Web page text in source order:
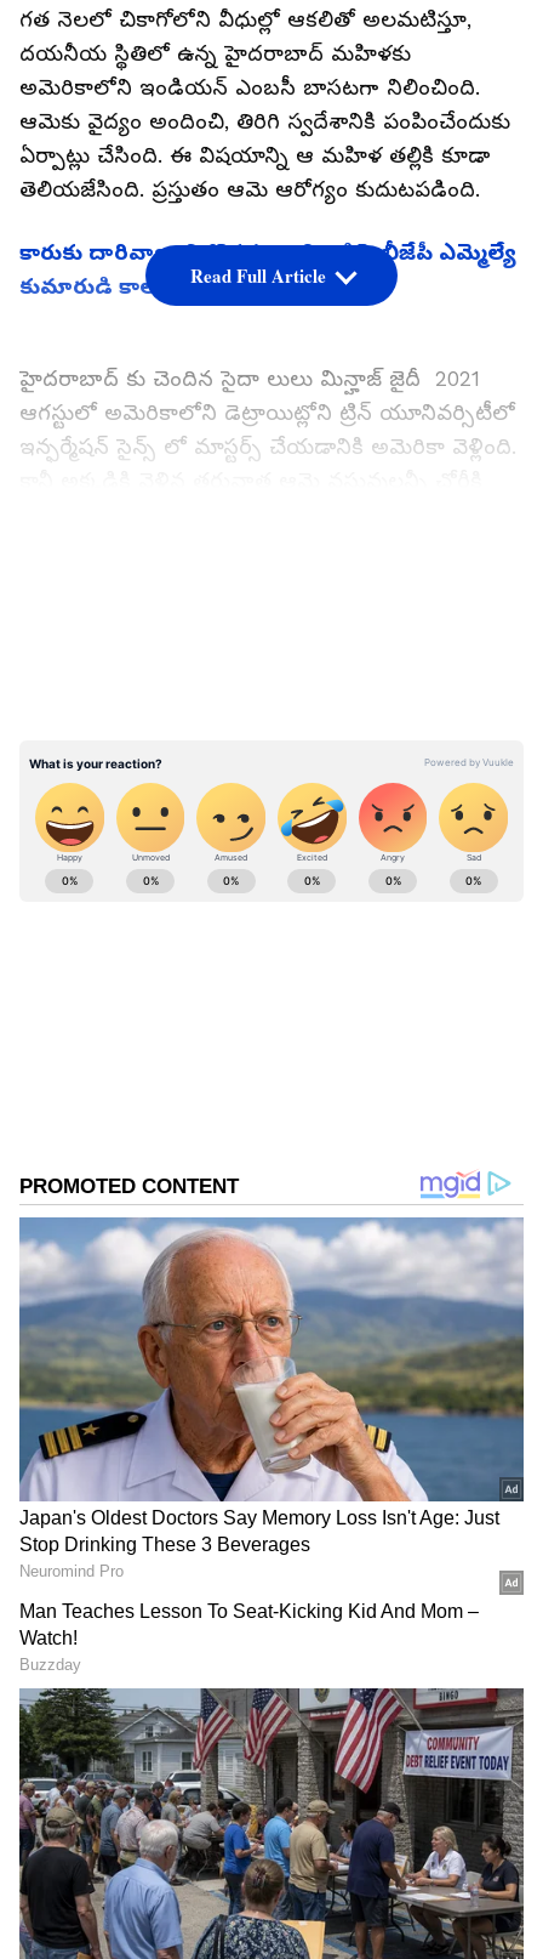
గత నెలలో చికాగోలోని వీధుల్లో ఆకలితో అలమటిస్తూ,
దయనీయ స్థితిలో ఉన్న హైదరాబాద్ మహిళకు
అమెరికాలోని ఇండియన్ ఎంబసీ బాసటగా నిలించింది.
ఆమెకు వైద్యం అందించి, తిరిగి స్వదేశానికి పంపించేందుకు
ఏర్పాట్లు చేసింది. ఈ విషయాన్ని ఆ మహిళ తల్లికి కూడా
తెలియజేసింది. ప్రస్తుతం ఆమె ఆరోగ్యం కుదుటపడింది.
కారుకు దారివ్వాలని గొడవ.. ఆదివాసిపై బీజేపీ ఎమ్మెల్యే
కుమారుడి కాల్పులు..
హైదరాబాద్ కు చెందిన సైదా లులు మిన్హాజ్ జైదీ 2021
ఆగస్టులో అమెరికాలోని డెట్రాయిట్లోని ట్రిన్ యూనివర్సిటీలో
ఇన్ఫర్మేషన్ సైన్స్ లో మాస్టర్స్ చేయడానికి అమెరికా వెళ్లింది.
రెండు నెలల నుంచి తల్లితో కూడా టచ్ లో లేదు. ఆమెను
తెలంగాణకు చెందిన మజ్లిస్ బచావో తెహ్రీక్ (ఎంబీటీ)
అధికార ప్రతినిధి అంజేద్ ఉల్లాఖాన్ గమనించారు. ఆమె
గురించి తెలుసుకొని సైదా ప్రస్తుత పరిస్థితిని వెలుగులోకి
తీసుకొచ్చారు.
అర్థరాత్రి కాలువలోకి దూసుకెళ్లిన కారు.. ముగ్గురి
మరణం.. మరో ముగ్గురికి గాయాలు
Read Full Article
ABOUT THE AUTHOR
DOWNLOAD APP
RECOMMENDED STORIES